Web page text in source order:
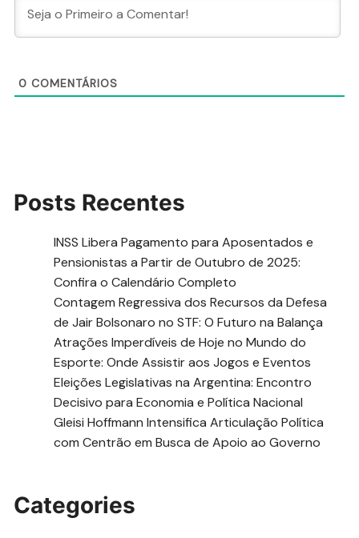
0 COMENTÁRIOS
Posts Recentes
INSS Libera Pagamento para Aposentados e
Pensionistas a Partir de Outubro de 2025:
Confira o Calendário Completo
Contagem Regressiva dos Recursos da Defesa
de Jair Bolsonaro no STF: O Futuro na Balança
Atrações Imperdíveis de Hoje no Mundo do
Esporte: Onde Assistir aos Jogos e Eventos
Eleições Legislativas na Argentina: Encontro
Decisivo para Economia e Política Nacional
Gleisi Hoffmann Intensifica Articulação Política
com Centrão em Busca de Apoio ao Governo
Categories